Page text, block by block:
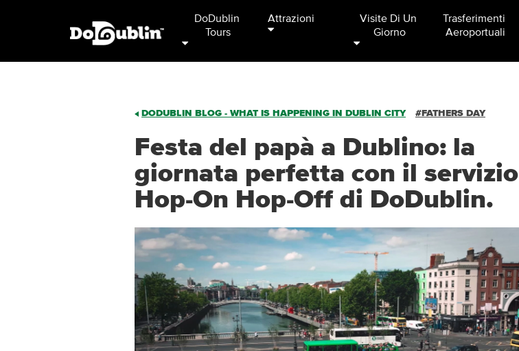
DoDublin
Tours
Attrazioni
Visite Di Un
Giorno
Trasferimenti
Aeroportuali
DODUBLIN BLOG - WHAT IS HAPPENING IN DUBLIN CITY #FATHERS DAY
Festa del papà a Dublino: la
giornata perfetta con il servizio
Hop-On Hop-Off di DoDublin.